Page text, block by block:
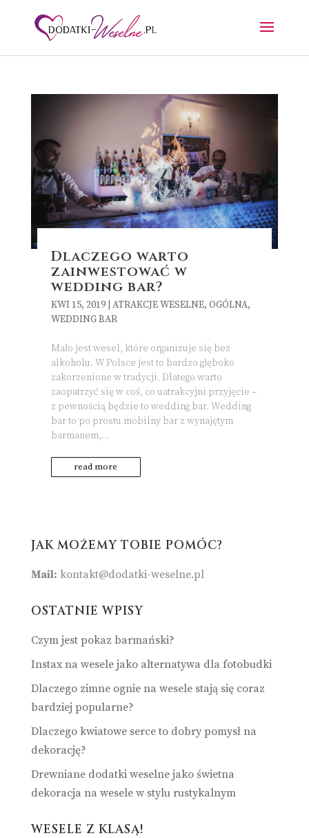
Dlaczego warto
zainwestować w
wedding bar?
KWI 15, 2019| ATRAKCJE WESELNE, OGÓLNA,
WEDDING BAR
Mało jest wesel, które organizuje się bez
alkoholu. W Polsce jest to bardzo głęboko
zakorzenione w tradycji. Dlatego warto
zaopatrzyć się w coś, co uatrakcyjni przyjęcie –
z pewnością będzie to wedding bar. Wedding
bar to po prostu mobilny bar z wynajętym
barmanem,...
read more
JAK MOŻEMY TOBIE POMÓC?
Mail: kontakt@dodatki-weselne.pl
OSTATNIE WPISY
Czym jest pokaz barmański?
Instax na wesele jako alternatywa dla fotobudki
Dlaczego zimne ognie na wesele stają się coraz
bardziej popularne?
Dlaczego kwiatowe serce to dobry pomysł na
dekorację?
Drewniane dodatki weselne jako świetna
dekoracja na wesele w stylu rustykalnym
WESELE Z KLASĄ!